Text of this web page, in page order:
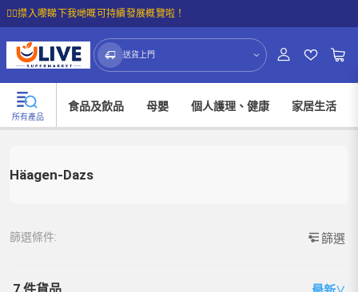
☝🏼㩒入嚟睇下我哋嘅可持續發展概覽啦！
送貨上門
所有產品
食品及飲品 母嬰 個人護理、健康 家居生活
Häagen-Dazs
篩選條件: 篩選